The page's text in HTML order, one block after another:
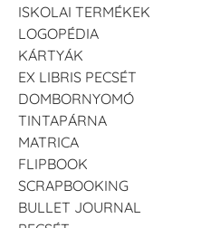
ISKOLAI TERMÉKEK
LOGOPÉDIA
KÁRTYÁK
EX LIBRIS PECSÉT
DOMBORNYOMÓ
TINTAPÁRNA
MATRICA
FLIPBOOK
SCRAPBOOKING
BULLET JOURNAL